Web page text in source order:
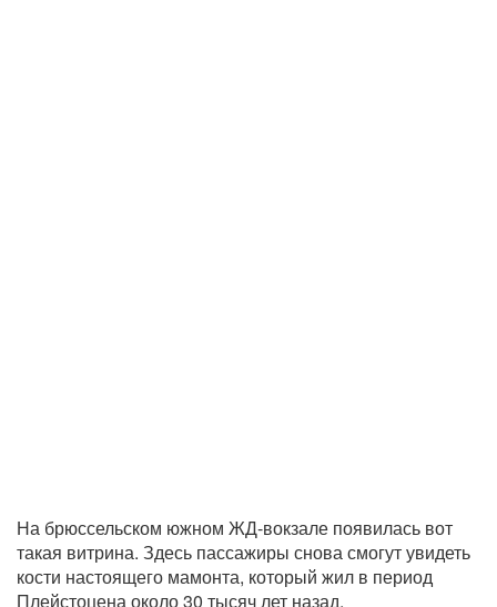
На брюссельском южном ЖД-вокзале появилась вот
такая витрина. Здесь пассажиры снова смогут увидеть
кости настоящего мамонта, который жил в период
Плейстоцена около 30 тысяч лет назад.